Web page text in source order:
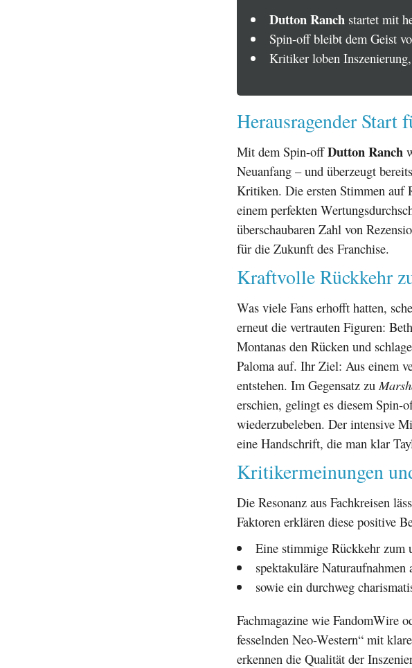
Dutton Ranch startet mit
Spin-off bleibt dem Geist
Kritiker loben
Herausragender Start
Mit dem Spin-offDutton Ranch
Neuanfang – und überzeugt
Kritiken. Die ersten Stimmen auf
einem perfekten
überschaubaren Zahl von
für die Zukunft des Franchise.
Kraftvolle Rückkehr
Was viele Fans erhofft hatten,
erneut die vertrauten Figuren:
Montanas den Rücken und
Paloma auf. Ihr Ziel: Aus einem
entstehen. Im Gegensatz zu
erschien, gelingt es diesem Spin-
wiederzubeleben. Der intensive
eine Handschrift, die man klar
Kritikermeinungen
Die Resonanz aus Fachkreisen
Faktoren erklären diese positive
Eine stimmige Rückkehr zum
spektakuläre Naturaufnahmen
sowie ein durchweg
Fachmagazine wie FandomWire
fesselnden Neo-Western“ mit
erkennen die Qualität der